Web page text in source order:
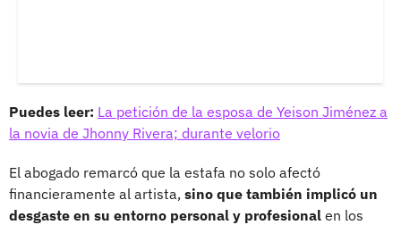
Puedes leer: La petición de la esposa de Yeison Jiménez a
la novia de Jhonny Rivera; durante velorio
El abogado remarcó que la estafa no solo afectó
financieramente al artista, sino que también implicó un
desgaste en su entorno personal y profesional en los